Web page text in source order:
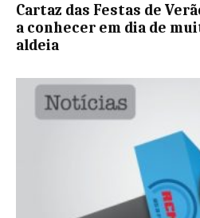
Cartaz das Festas de
a conhecer em dia de
aldeia